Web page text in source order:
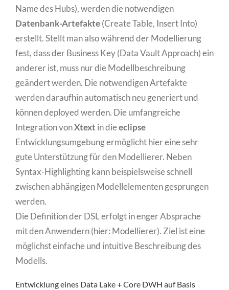
Name des Hubs), werden die notwendigen
Datenbank-Artefakte(Create Table, Insert Into)
erstellt. Stellt man also während der Modellierung
fest, dass der Business Key (Data Vault Approach) ein
anderer ist, muss nur die Modellbeschreibung
geändert werden. Die notwendigen Artefakte
werden daraufhin automatisch neu generiert und
können deployed werden. Die umfangreiche
Integration vonXtext in dieeclipse
Entwicklungsumgebung ermöglicht hier eine sehr
gute Unterstützung für den Modellierer. Neben
Syntax-Highlighting kann beispielsweise schnell
zwischen abhängigen Modellelementen gesprungen
werden.
Die Definition der DSL erfolgt in enger Absprache
mit den Anwendern (hier: Modellierer). Ziel ist eine
möglichst einfache und intuitive Beschreibung des
Modells.
Entwicklung eines Data Lake + Core DWH auf Basis